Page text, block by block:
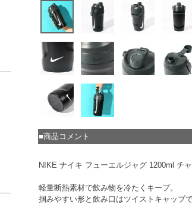
■商品コメント
NIKE ナイキ フューエルジャグ 1200ml チ
軽量断熱素材で飲み物を冷たくキープ。
掴みやすい形と飲み口はツイストキャップ